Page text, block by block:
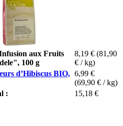
aux Fruits
100 g
8,19 € (81,90
€ / kg)
d’Hibiscus BIO, 6,99 €
(69,90 € / kg)
:
15,18 €